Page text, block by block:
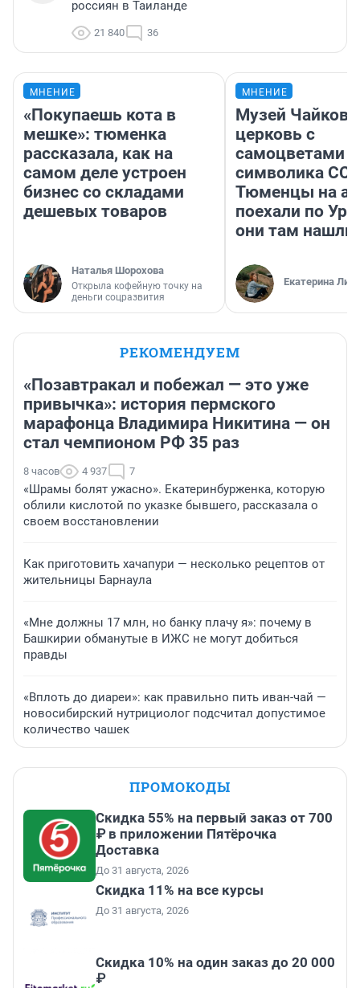
россиян в Таиланде
21 840 36
МНЕНИЕ
«Покупаешь кота в
мешке»: тюменка
рассказала, как на
самом деле устроен
бизнес со складами
дешевых товаров
Наталья Шорохова
Открыла кофейную точку на
деньги соцразвития
МНЕНИЕ
Музей
церковь с
самоцветами
символика
Тюменцы на
поехали по
они там нашли
Екатерина
РЕКОМЕНДУЕМ
«Позавтракал и побежал — это уже
привычка»: история пермского
марафонца Владимира Никитина — он
стал чемпионом РФ 35 раз
8 часов 4 937 7
«Шрамы болят ужасно». Екатеринбурженка, которую
облили кислотой по указке бывшего, рассказала о
своем восстановлении
Как приготовить хачапури — несколько рецептов от
жительницы Барнаула
«Мне должны 17 млн, но банку плачу я»: почему в
Башкирии обманутые в ИЖС не могут добиться
правды
«Вплоть до диареи»: как правильно пить иван-чай —
новосибирский нутрициолог подсчитал допустимое
количество чашек
ПРОМОКОДЫ
Скидка 55% на первый заказ от 700
₽ в приложении Пятёрочка
Доставка
До 31 августа, 2026
Скидка 11% на все курсы
До 31 августа, 2026
Скидка 10% на один заказ до 20 000
₽